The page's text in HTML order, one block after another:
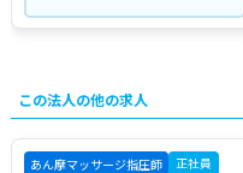
この法人の他の求人
あん摩マッサージ指圧師 正社員